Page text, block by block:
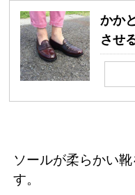
かか
させ
ソールが柔らかい
す。